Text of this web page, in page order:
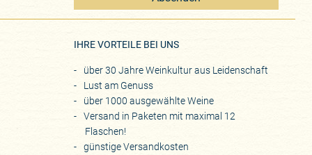
IHRE VORTEILE BEI UNS
über 30 Jahre Weinkultur aus Leidenschaft
Lust am Genuss
über 1000 ausgewählte Weine
Versand in Paketen mit maximal 12
Flaschen!
günstige Versandkosten